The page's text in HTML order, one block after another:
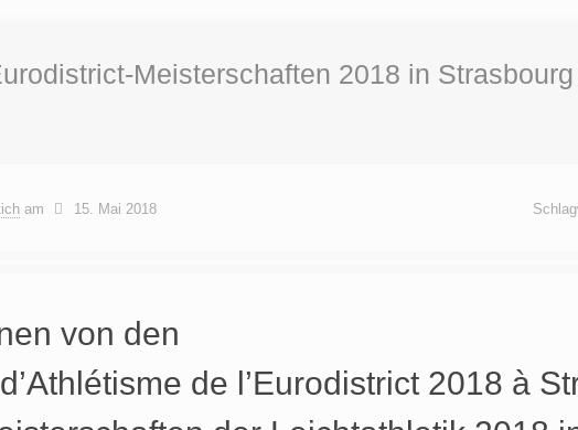
Meisterschaften 2018 in
am 15. Mai 2018
von den
de l’Eurodistrict 2018 à